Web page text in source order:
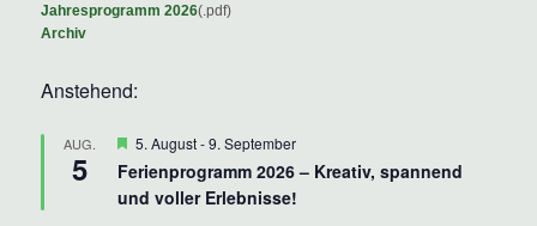
Jahresprogramm 2026(.pdf)
Archiv
Anstehend:
AUG.
5
Hervorgehoben
5. August-9. September
Ferienprogramm 2026 – Kreativ, spannend
und voller Erlebnisse!